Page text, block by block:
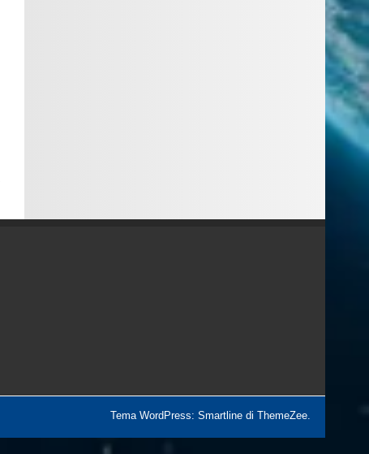
Tema WordPress: Smartline di ThemeZee.